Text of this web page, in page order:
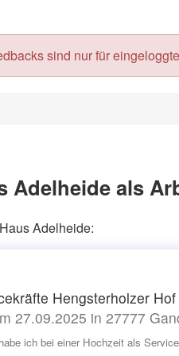
sind nur für
Adelheide als
Adelheide:
Hengsterholzer Hof
27.09.2025 in 27777
ich bei einer Hochzeit als